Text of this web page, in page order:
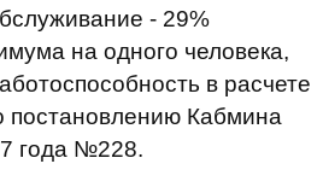
- 29%
на одного человека,
в расчете
постановлению Кабмина
года №228.